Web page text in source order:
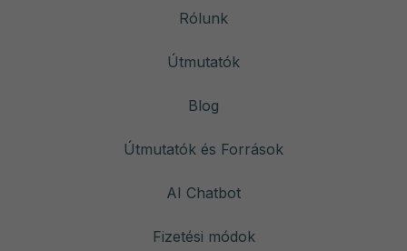
Rólunk
Útmutatók
Blog
Útmutatók és Források
AI Chatbot
Fizetési módok